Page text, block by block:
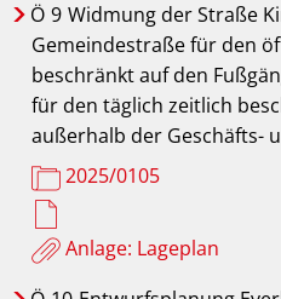
Ö 9 Widmung der Straße
Gemeindestraße für den
beschränkt auf den
für den täglich zeitlich
außerhalb der Geschäfts-
2025/0105
Anlage: Lageplan